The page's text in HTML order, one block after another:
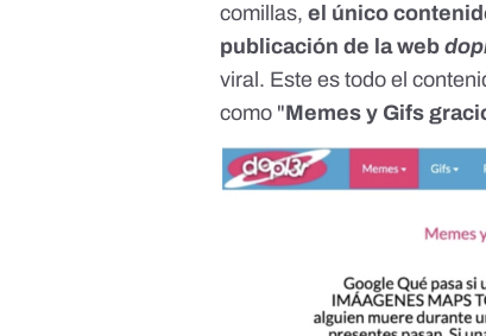
comillas,el único
publicación de la web
viral. Este es todo el
como "Memes y Gifs